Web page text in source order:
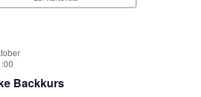
Backkurs